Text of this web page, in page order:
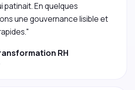
patinait. En quelques
une gouvernance lisible et
RH